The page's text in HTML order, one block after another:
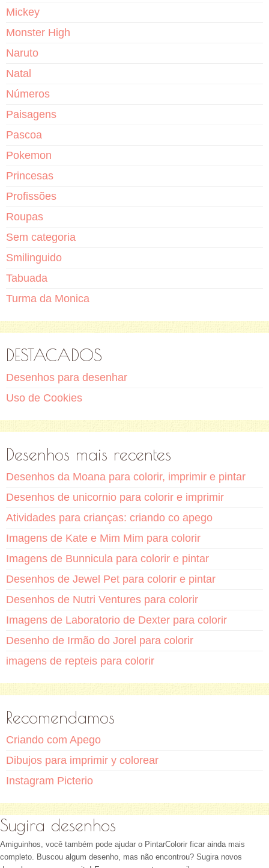
Mickey
Monster High
Naruto
Natal
Números
Paisagens
Pascoa
Pokemon
Princesas
Profissões
Roupas
Sem categoria
Smilinguido
Tabuada
Turma da Monica
DESTACADOS
Desenhos para desenhar
Uso de Cookies
Desenhos mais recentes
Desenhos da Moana para colorir, imprimir e pintar
Desenhos de unicornio para colorir e imprimir
Atividades para crianças: criando co apego
Imagens de Kate e Mim Mim para colorir
Imagens de Bunnicula para colorir e pintar
Desenhos de Jewel Pet para colorir e pintar
Desenhos de Nutri Ventures para colorir
Imagens de Laboratorio de Dexter para colorir
Desenho de Irmão do Jorel para colorir
imagens de repteis para colorir
Recomendamos
Criando com Apego
Dibujos para imprimir y colorear
Instagram Picterio
Sugira desenhos
Amiguinhos, você também pode ajudar o PintarColorir ficar ainda mais
completo. Buscou algum desenho, mas não encontrou? Sugira novos